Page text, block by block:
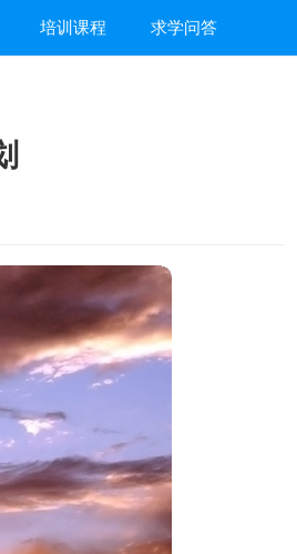
培训课程 求学问答